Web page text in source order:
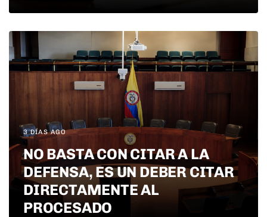
3 DÍAS AGO
NO BASTA CON CITAR A LA
DEFENSA, ES UN DEBER CITAR
DIRECTAMENTE AL
PROCESADO